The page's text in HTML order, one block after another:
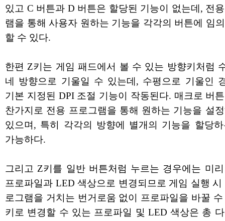
있고 C 버튼과 D 버튼은 할당된 기능이 없는데, 전
램을 통해 사용자 원하는 기능을 각각의 버튼에 임
할 수 있다.
한편 Z키는 게임 패드에서 볼 수 있는 방향키처럼
네 방향으로 기울일 수 있는데, 수평으로 기울인
기본 지정된 DPI 조절 기능이 작동된다. 매크로 버
찬가지로 전용 프로그램을 통해 원하는 기능을 설
있으며, 특히 각각의 방향에 별개의 기능을 할당
가능하다.
그리고 Z키를 일반 버튼처럼 누르는 경우에는 미
프로파일과 LED 색상으로 변경되므로 게임 실행 시
로그램을 거치는 번거로움 없이 프로파일을 바꿀
키로 변경할 수 있는 프로파일 및 LED 색상은 총